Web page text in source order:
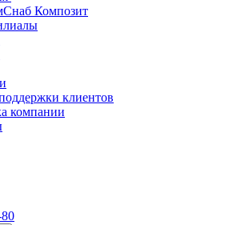
Композит
клиентов
компании